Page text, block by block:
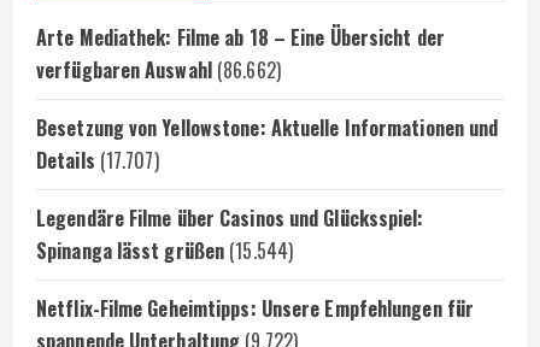
Arte Mediathek: Filme ab 18 – Eine Übersicht der
verfügbaren Auswahl (86.662)
Besetzung von Yellowstone: Aktuelle Informationen und
Details (17.707)
Legendäre Filme über Casinos und Glücksspiel:
Spinanga lässt grüßen (15.544)
Netflix-Filme Geheimtipps: Unsere Empfehlungen für
spannende Unterhaltung (9.722)